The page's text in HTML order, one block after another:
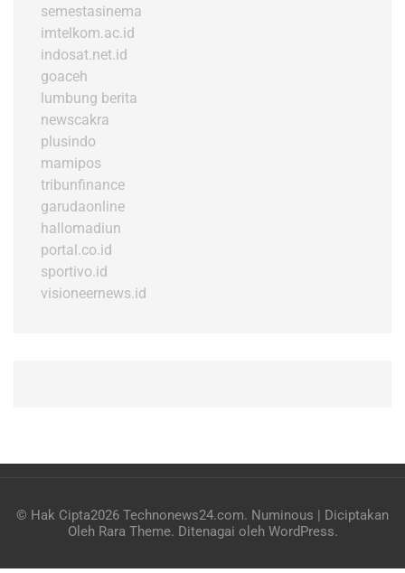
semestasinema
imtelkom.ac.id
indosat.net.id
goaceh
lumbung berita
newscakra
plusindo
mamipos
tribunfinance
garudaonline
hallomadiun
portal.co.id
sportivo.id
visioneernews.id
© Hak Cipta2026 Technonews24.com. Numinous | Diciptakan
Oleh Rara Theme. Ditenagai oleh WordPress.